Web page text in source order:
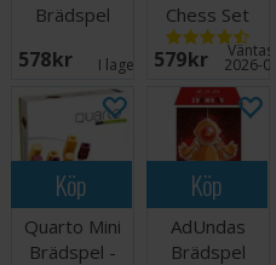
20+
Brädspel
578 SEK I lager: 3
Chess Set
Ever 50cm
579 SEK 2026-
Köp
Quarto Mini
Brädspel -
Köp
AdUndas
Brädspel